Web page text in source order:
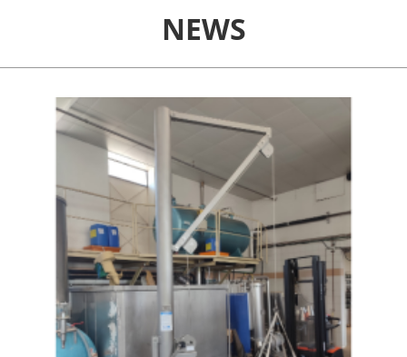
NEWS
Conception et installation d'une potence inox 316L de 250
kg destinée au levage d’un panier en milieu industriel.
LIRE LA SUITE